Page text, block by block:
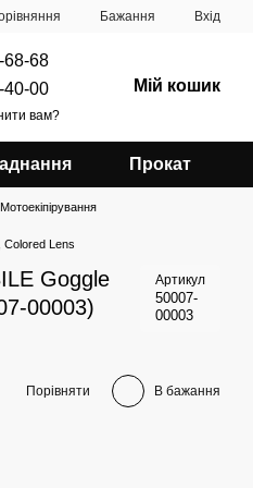
Бажання Вхід
68-68
40-00
вам?
Мій кошик
Прокат
Мотоекіпірування
Colored Lens
Goggle
00003)
Артикул
50007-
00003
Порівняти В бажання